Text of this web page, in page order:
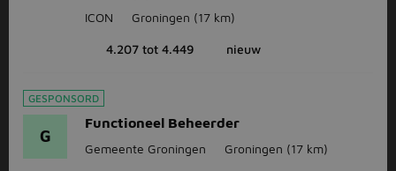
ICON Groningen (17 km)
4.207 tot 4.449 nieuw
GESPONSORD
G
Functioneel Beheerder
Gemeente Groningen Groningen (17 km)